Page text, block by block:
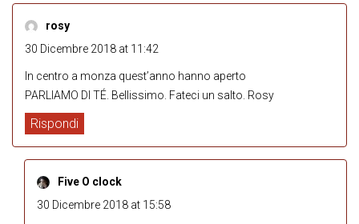
rosy
30 Dicembre 2018 at 11:42
In centro a monza quest’anno hanno aperto
PARLIAMO DI TÉ. Bellissimo. Fateci un salto. Rosy
Rispondi
Five O clock
30 Dicembre 2018 at 15:58